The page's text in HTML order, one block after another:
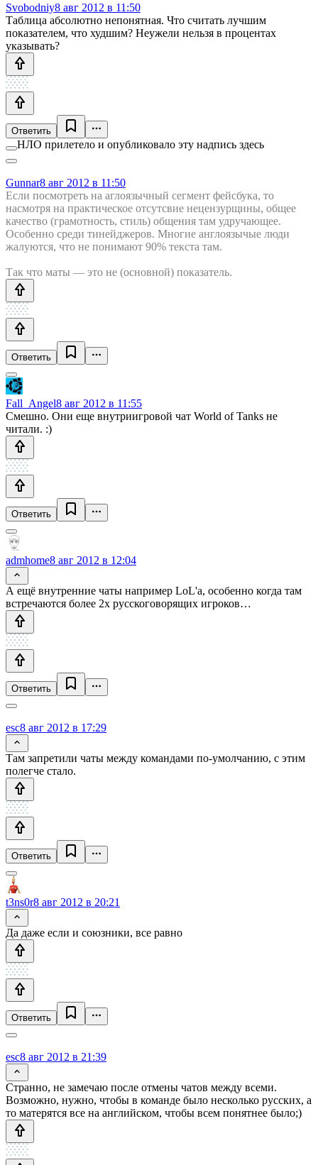
Svobodniy8 авг 2012 в 11:50
Таблица абсолютно непонятная. Что считать лучшим
показателем, что худшим? Неужели нельзя в процентах
указывать?
Ответить
НЛО прилетело и опубликовало эту надпись здесь
Gunnar8 авг 2012 в 11:50
Если посмотреть на аглоязычный сегмент фейсбука, то
насмотря на практическое отсутсвие нецензурщины, общее
качество (грамотность, стиль) общения там удручающее.
Особенно среди тинейджеров. Многие англоязычые люди
жалуются, что не понимают 90% текста там.
Так что маты — это не (основной) показатель.
Ответить
Fall_Angel8 авг 2012 в 11:55
Смешно. Они еще внутриигровой чат World of Tanks не
читали. :)
Ответить
admhome8 авг 2012 в 12:04
А ещё внутренние чаты например LoL'а, особенно когда там
встречаются более 2х русскоговорящих игроков…
Ответить
esc8 авг 2012 в 17:29
Там запретили чаты между командами по-умолчанию, с этим
полегче стало.
Ответить
t3ns0r8 авг 2012 в 20:21
Да даже если и союзники, все равно
Ответить
esc8 авг 2012 в 21:39
Странно, не замечаю после отмены чатов между всеми.
Возможно, нужно, чтобы в команде было несколько русских, а
то матерятся все на английском, чтобы всем понятнее было;)